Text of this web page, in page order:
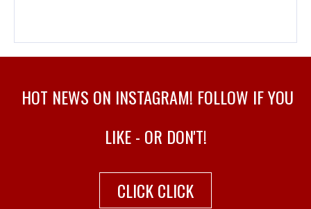
HOT NEWS ON INSTAGRAM! FOLLOW IF YOU
LIKE - OR DON'T!
CLICK CLICK